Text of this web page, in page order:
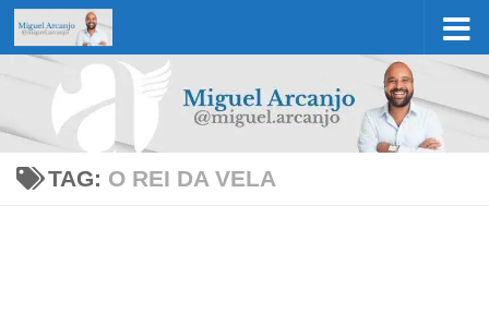
Skip to content
TAG: O REI DA VELA